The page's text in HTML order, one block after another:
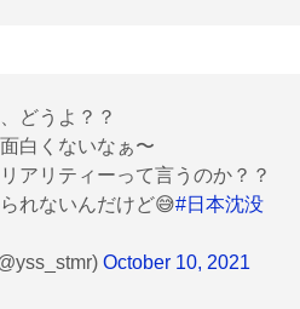
どうよ？？
白くないなぁ〜
アリティーって言うのか？？
れないんだけど😅#日本沈没
October 10, 2021